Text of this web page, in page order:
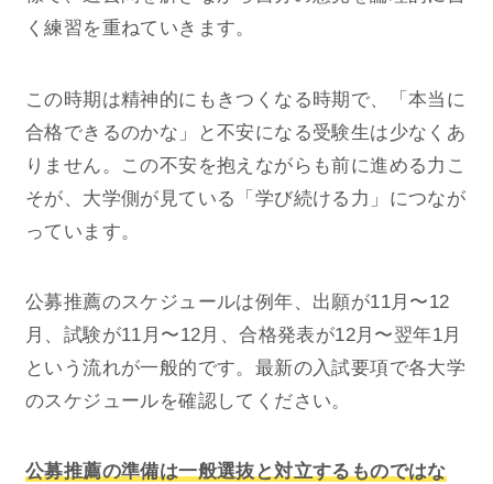
く練習を重ねていきます。
この時期は精神的にもきつくなる時期で、「本当に
合格できるのかな」と不安になる受験生は少なくあ
りません。この不安を抱えながらも前に進める力こ
そが、大学側が見ている「学び続ける力」につなが
っています。
公募推薦のスケジュールは例年、出願が11月〜12
月、試験が11月〜12月、合格発表が12月〜翌年1月
という流れが一般的です。最新の入試要項で各大学
のスケジュールを確認してください。
公募推薦の準備は一般選抜と対立するものではな